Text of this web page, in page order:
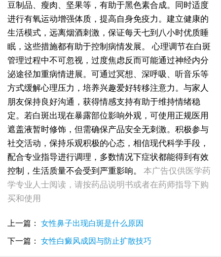
豆制品、瘦肉、坚果等，有助于黑色素合成。同时适度
进行有氧运动增强体质，提高自身免疫力。建立健康的
生活模式，远离烟酒刺激，保证每天七到八小时优质睡
眠，这些措施都有助于控制病情发展。
心理调节在白斑
管理过程中不可忽视，过度焦虑反而可能通过神经内分
泌途径加重病情进展。可通过冥想、深呼吸、听音乐等
方式缓解心理压力，培养兴趣爱好转移注意力。与家人
朋友保持良好沟通，获得情感支持有助于维持情绪稳
定。若白斑出现在暴露部位影响外观，可使用正规医用
遮盖液暂时修饰，但需确保产品安全无刺激。积极参与
社交活动，保持乐观积极的心态，相信现代科学手段，
配合专业指导进行调理，多数情况下症状都能得到有效
控制，生活质量不会受到严重影响。
本广告仅供医学药
学专业人士阅读，请按药品说明书或者在药师指导下购
买和使用
上一篇： 女性鼻子出现白斑是什么原因
下一篇： 女性白癜风成因与防止扩散技巧
女性皮肤出现白斑是什么原因引起的
女性患上白癜风是什么原因导致的
女性脸部白斑出现的原因有哪些
女性耳朵旁皮肤发白是什么原因造成的
女性眉毛处长白斑是什么因素导致的